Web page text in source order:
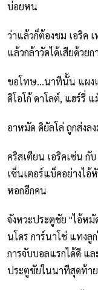
บ่อยหน
ว่าแล้วก็ต้องชม เอริค
แล้วกล้าวัดได้เสียด้วย
ขอโทษ...นาทีนั้น แผง
ดิโอโก้ ดาโลต์, แฮร์รี่
อาหมัด ดิยัลโล่ ถูกส่งล
คริสเตียน เอริคเซ่น กั
เซ็นเตอร์แบ็คอย่างไ
หอกอีกคน
จังหวะประตูชัย "ไอ้หมั
นโดร การ์นาโช่ แทงลู
การจับบอลแรกได้ดี แ
ประตูชัยในนาทีสุดท้าย